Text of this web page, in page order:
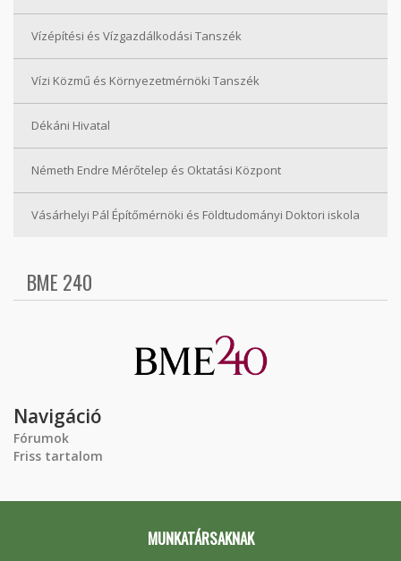
Vízépítési és Vízgazdálkodási Tanszék
Vízi Közmű és Környezetmérnöki Tanszék
Dékáni Hivatal
Németh Endre Mérőtelep és Oktatási Központ
Vásárhelyi Pál Építőmérnöki és Földtudományi Doktori iskola
BME 240
Navigáció
Fórumok
Friss tartalom
MUNKATÁRSAKNAK